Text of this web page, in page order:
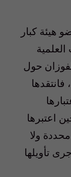
هيئة كبار
حول
اعتبرها
ولا
تأويلها